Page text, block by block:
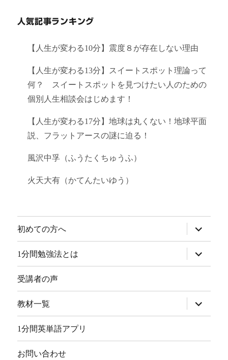
人気記事ランキング
【人生が変わる10分】震度８が存在しない理由
【人生が変わる13分】スイートスポット理論って
何？ スイートスポットを見つけたい人のための
個別人生相談会はじめます！
【人生が変わる17分】地球は丸くない！地球平面
説、フラットアースの謎に迫る！
風沢中孚（ふうたくちゅうふ）
火天大有（かてんたいゆう）
初めての方へ
ブ
メ
ニ
ュ
ー
開
1分間勉強法とは
ブ
メ
ー
を
展
開
受講者の声
教材一覧
ブ
メ
ー
1分間英単語アプリ
お問い合わせ